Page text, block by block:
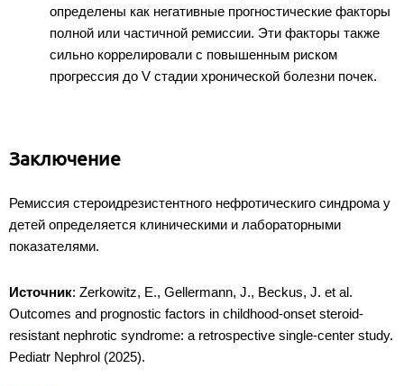
определены как негативные прогностические факторы
полной или частичной ремиссии. Эти факторы также
сильно коррелировали с повышенным риском
прогрессия до V стадии хронической болезни почек.
Заключение
Ремиссия стероидрезистентного нефротическиго синдрома у
детей определяется клиническими и лабораторными
показателями.
Источник: Zerkowitz, E., Gellermann, J., Beckus, J. et al.
Outcomes and prognostic factors in childhood-onset steroid-
resistant nephrotic syndrome: a retrospective single-center study.
Pediatr Nephrol (2025).